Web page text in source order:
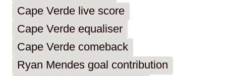
Cape Verde live score
Cape Verde equaliser
Cape Verde comeback
Ryan Mendes goal contribution